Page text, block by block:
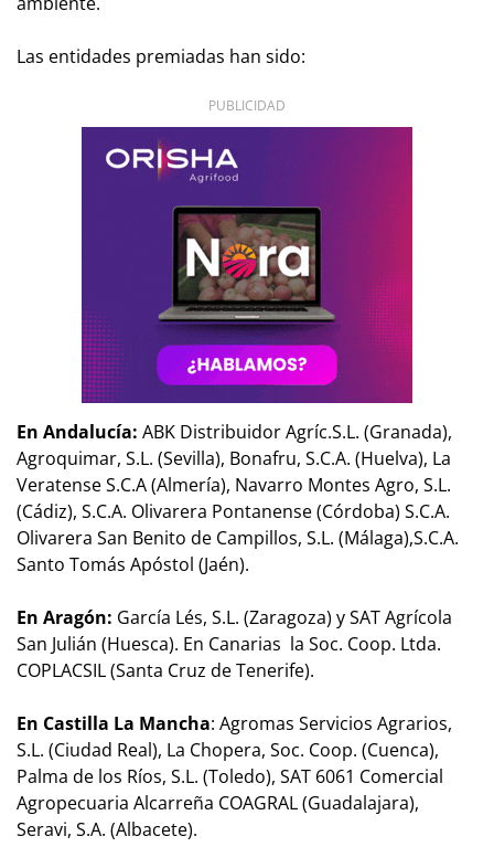
Las entidades premiadas han sido:
PUBLICIDAD
En Andalucía: ABK Distribuidor Agríc.S.L. (Granada),
Agroquimar, S.L. (Sevilla), Bonafru, S.C.A. (Huelva), La
Veratense S.C.A (Almería), Navarro Montes Agro, S.L.
(Cádiz), S.C.A. Olivarera Pontanense (Córdoba) S.C.A.
Olivarera San Benito de Campillos, S.L. (Málaga),S.C.A.
Santo Tomás Apóstol (Jaén).
En Aragón: García Lés, S.L. (Zaragoza) y SAT Agrícola
San Julián (Huesca). En Canarias la Soc. Coop. Ltda.
COPLACSIL (Santa Cruz de Tenerife).
En Castilla La Mancha: Agromas Servicios Agrarios,
S.L. (Ciudad Real), La Chopera, Soc. Coop. (Cuenca),
Palma de los Ríos, S.L. (Toledo), SAT 6061 Comercial
Agropecuaria Alcarreña COAGRAL (Guadalajara),
Seravi, S.A. (Albacete).